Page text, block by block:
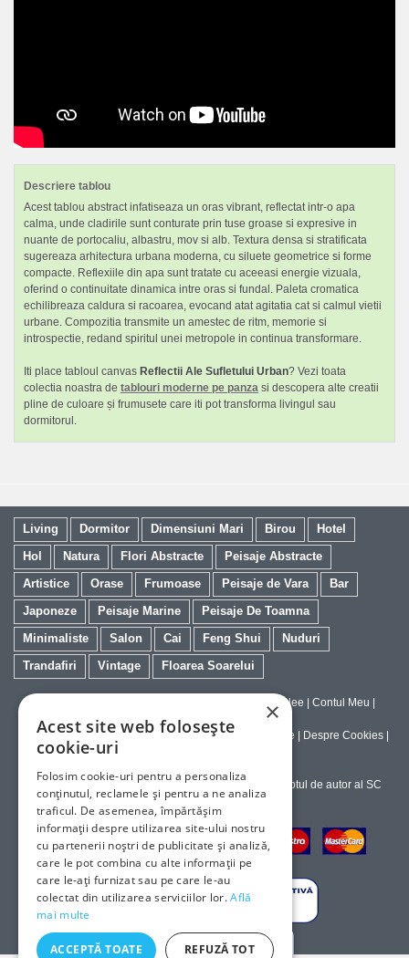
Descriere tablou
Acest tablou abstract infatiseaza un oras vibrant, reflectat intr-o apa
calma, unde cladirile sunt conturate prin tuse groase si expresive in
nuante de portocaliu, albastru, mov si alb. Textura densa si stratificata
sugereaza arhitectura urbana moderna, cu siluete geometrice si forme
compacte. Reflexiile din apa sunt tratate cu aceeasi energie vizuala,
oferind o continuitate dinamica intre oras si fundal. Paleta cromatica
echilibreaza caldura si racoarea, evocand atat agitatia cat si calmul vietii
urbane. Compozitia transmite un amestec de ritm, memorie si
introspectie, redand spiritul unei metropole in continua transformare.
Iti place tabloul canvas Reflectii Ale Sufletului Urban? Vezi toata
colectia noastra de tablouri moderne pe panza si descopera alte creatii
pline de culoare și frumusete care iti pot transforma livingul sau
dormitorul.
Living Dormitor Dimensiuni Mari Birou
Hotel
Hol
Natura Flori Abstracte
Peisaje Abstracte
Artistice
Orase Frumoase Peisaje de Vara
Bar
Japoneze
Peisaje Marine
Peisaje De Toamna
Minimaliste
Salon Cai Feng Shui
Nuduri
Trandafiri
Vintage Floarea Soarelui
Calitatea Tablourilor Giclee | Contul Meu |
Tablouri la Comanda
Politica de Livrare si Retur| Politica de Confidentialitate | Despre Cookies |
Copyright © 2023-2026 - Textele şi imaginile sub dreptul de autor al SC
ArtInvest SRL
×
Acest site web folosește
cookie-uri
Folosim cookie-uri pentru a personaliza
conținutul, reclamele și pentru a ne analiza
traficul. De asemenea, împărtășim
informații despre utilizarea site-ului nostru
cu partenerii noștri de publicitate și analiză,
care le pot combina cu alte informații pe
care le-ați furnizat sau pe care le-au
colectat din utilizarea serviciilor lor.Află
mai multe
ACCEPTĂ TOATE REFUZĂ TOT